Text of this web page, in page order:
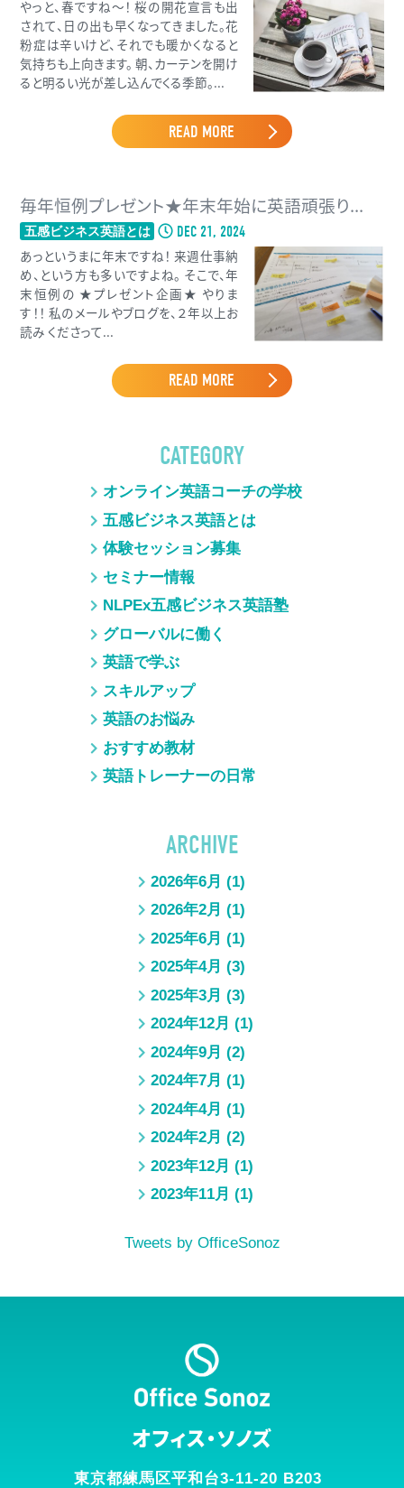
やっと、春ですね〜！ 桜の開花宣言も出
されて、日の出も早くなってきました。花
粉症は辛いけど、それでも暖かくなると
気持ちも上向きます。 朝、カーテンを開け
ると明るい光が差し込んでくる季節。...
READ MORE
毎年恒例プレゼント★年末年始に英語頑張り...
五感ビジネス英語とは DEC 21, 2024
あっというまに年末ですね！ 来週仕事納
め、という方も多いですよね。 そこで、年
末恒例の ★プレゼント企画★ やりま
す！！ 私のメールやブログを、２年以上お
読み くださって...
READ MORE
CATEGORY
オンライン英語コーチの学校
五感ビジネス英語とは
体験セッション募集
セミナー情報
NLPEx五感ビジネス英語塾
グローバルに働く
英語で学ぶ
スキルアップ
英語のお悩み
おすすめ教材
英語トレーナーの日常
ARCHIVE
2026年6月 (1)
2026年2月 (1)
2025年6月 (1)
2025年4月 (3)
2025年3月 (3)
2024年12月 (1)
2024年9月 (2)
2024年7月 (1)
2024年4月 (1)
2024年2月 (2)
2023年12月 (1)
2023年11月 (1)
Tweets by OfficeSonoz
オフィス・ソノズ
東京都練馬区平和台3-11-20 B203